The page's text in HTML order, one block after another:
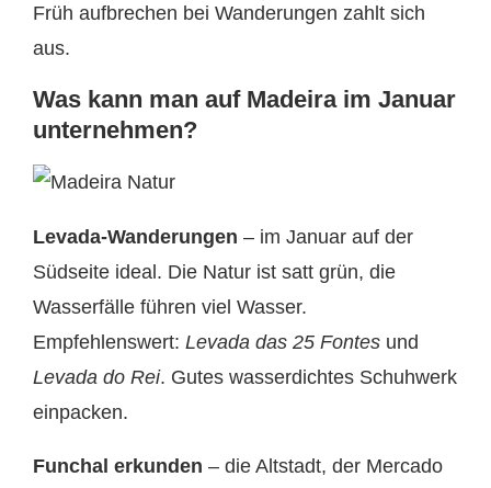
Früh aufbrechen bei Wanderungen zahlt sich
aus.
Was kann man auf Madeira im Januar
unternehmen?
Levada-Wanderungen – im Januar auf der
Südseite ideal. Die Natur ist satt grün, die
Wasserfälle führen viel Wasser.
Empfehlenswert: Levada das 25 Fontes und
Levada do Rei. Gutes wasserdichtes Schuhwerk
einpacken.
Funchal erkunden – die Altstadt, der Mercado